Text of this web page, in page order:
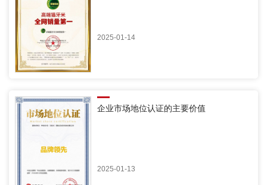
2025-01-14
企业市场地位认证的主要价值
2025-01-13